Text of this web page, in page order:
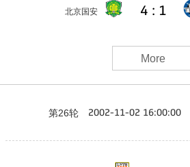
北京国安 4 : 1
More
第26轮 2002-11-02 16:00:00